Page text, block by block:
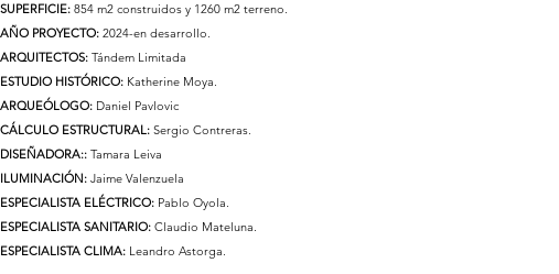
SUPERFICIE: 854 m2 construidos y 1260 m2 terreno.
AÑO PROYECTO: 2024-en desarrollo.
ARQUITECTOS: Tándem Limitada
ESTUDIO HISTÓRICO: Katherine Moya.
ARQUEÓLOGO: Daniel Pavlovic
CÁLCULO ESTRUCTURAL: Sergio Contreras.
DISEÑADORA:: Tamara Leiva
ILUMINACIÓN: Jaime Valenzuela
ESPECIALISTA ELÉCTRICO: Pablo Oyola.
ESPECIALISTA SANITARIO: Claudio Mateluna.
ESPECIALISTA CLIMA: Leandro Astorga.